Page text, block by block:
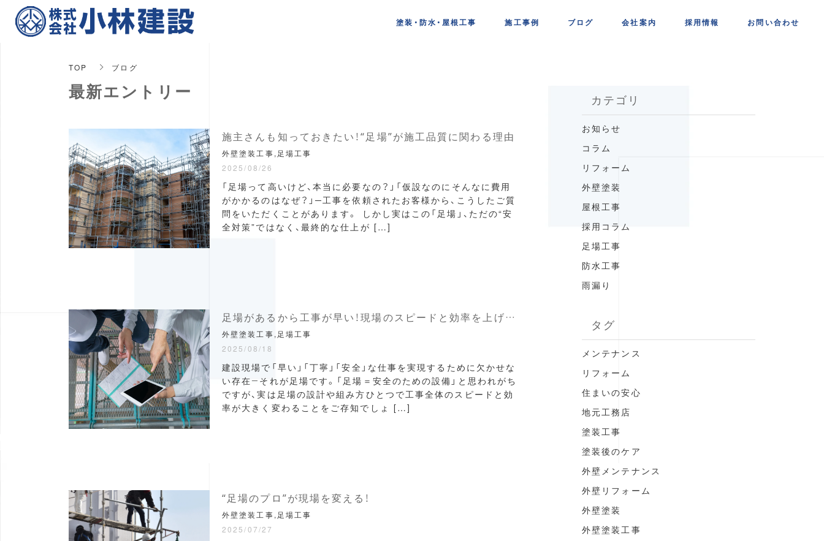
塗装・防水・屋根工事 施工事例 ブログ 会社案内 採用情報 お問い合わせ
TOP ブログ
最新エントリー
施主さんも知っておきたい！“足場”が施工品質に関わる理由
外壁塗装工事,足場工事
2025/08/26
「足場って高いけど、本当に必要なの？」「仮設なのにそんなに費用
がかかるのはなぜ？」─工事を依頼されたお客様から、こうしたご質
問をいただくことがあります。 しかし実はこの「足場」、ただの“安
全対策”ではなく、最終的な仕上が […]
足場があるから工事が早い！現場のスピードと効率を上げる足場の力
外壁塗装工事,足場工事
2025/08/18
建設現場で「早い」「丁寧」「安全」な仕事を実現するために欠かせな
い存在―それが足場です。「足場＝安全のための設備」と思われがち
ですが、実は足場の設計や組み方ひとつで工事全体のスピードと効
率が大きく変わることをご存知でしょ […]
“足場のプロ”が現場を変える！
外壁塗装工事,足場工事
2025/07/27
カテゴリ
お知らせ
コラム
リフォーム
外壁塗装
屋根工事
採用コラム
足場工事
防水工事
雨漏り
タグ
メンテナンス
リフォーム
住まいの安心
地元工務店
塗装工事
塗装後のケア
外壁メンテナンス
外壁リフォーム
外壁塗装
外壁塗装工事